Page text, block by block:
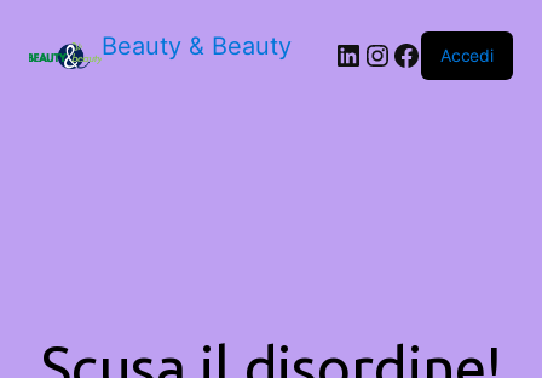
Beauty & Beauty LinkedIn
Instagram
Facebook
Accedi